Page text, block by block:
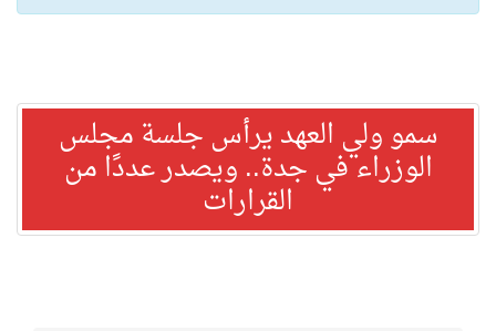
سمو ولي العهد يرأس جلسة مجلس
الوزراء في جدة.. ويصدر عددًا من
القرارات